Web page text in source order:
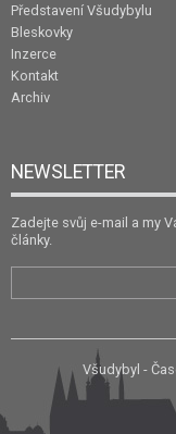
Představení Všudybylu
Bleskovky
Inzerce
Kontakt
Archiv
NEWSLETTER
Zadejte svůj e-mail a my
články.
Všudybyl -